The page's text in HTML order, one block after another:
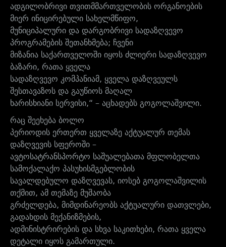
ადგილობრივი თვითმმართველობის ორგანოების
მიერ ინიცირებული სახელმწიფო,
მუნიციპალური და დარგობრივი სადაზღვევო
პროგრამების შეთანხმება; ჩვენი
მიზანია საქართველოში იყოს ძლიერი სადაზღვევო
ბაზარი, რათა ყველა
სადაზღვევო კომპანიამ, ყველა დაზღვეულს
შესთავაზოს და გაუწიოს მაღალ
ხარისხიანი სერვისი,“ – აცხადებს გოგოლაშვილი.
რაც შეეხება ბოლო
პერიოდის ერთერთ ყველაზე აქტუალურ თემას
დაზღვევის სფეროში –
ავტოსატრანსპორტო საშუალებათა მფლობელთა
სამოქალაქო პასუხისმგებლობის
სავალდებულო დაზღვევას, იოსებ გოგოლაშვილის
თქმით, ამ თემაზე მუშაობა
გრძელდება, მიმდინარეობს აქტუალური დათვლები,
გადახდის მექანიზმების,
ადმინისტრირების და სხვა საკითხები, რათა ყველა
დეტალი იყოს გამართული.